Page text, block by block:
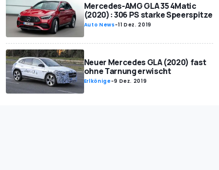
Mercedes-AMG GLA 35 4Matic
(2020): 306 PS starke Speerspitze
Auto News-11 Dez. 2019
Neuer Mercedes GLA (2020) fast
ohne Tarnung erwischt
Erlkönige-9 Dez. 2019